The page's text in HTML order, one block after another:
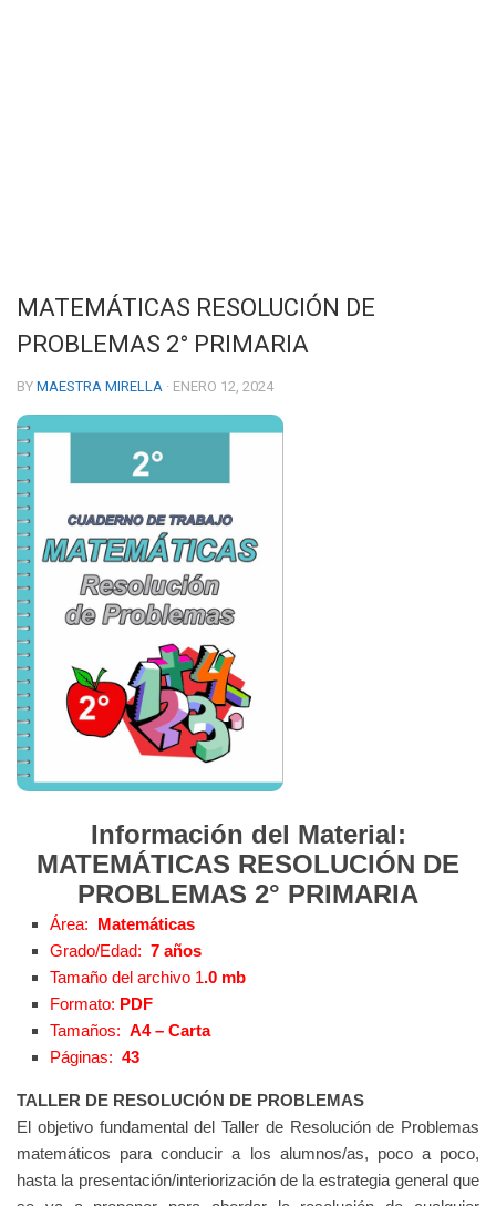
MATEMÁTICAS RESOLUCIÓN DE
PROBLEMAS 2° PRIMARIA
BY MAESTRA MIRELLA · ENERO 12, 2024
Información del Material:
MATEMÁTICAS RESOLUCIÓN DE
PROBLEMAS 2° PRIMARIA
Área: Matemáticas
Grado/Edad: 7 años
Tamaño del archivo 1.0 mb
Formato: PDF
Tamaños: A4 – Carta
Páginas: 43
TALLER DE RESOLUCIÓN DE PROBLEMAS
El objetivo fundamental del Taller de Resolución de Problemas
matemáticos para conducir a los alumnos/as, poco a poco,
hasta la presentación/interiorización de la estrategia general que